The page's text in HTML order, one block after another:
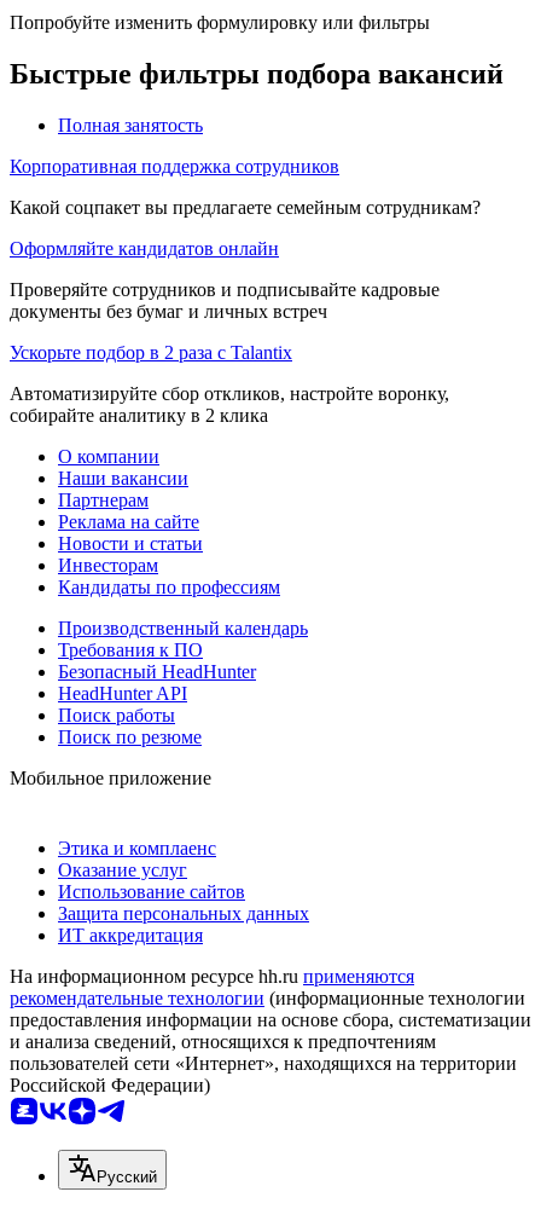
Попробуйте изменить формулировку или фильтры
Быстрые фильтры подбора вакансий
Полная занятость
Корпоративная поддержка сотрудников
Какой соцпакет вы предлагаете семейным сотрудникам?
Оформляйте кандидатов онлайн
Проверяйте сотрудников и подписывайте кадровые
документы без бумаг и личных встреч
Ускорьте подбор в 2 раза с Talantix
Автоматизируйте сбор откликов, настройте воронку,
собирайте аналитику в 2 клика
О компании
Наши вакансии
Партнерам
Реклама на сайте
Новости и статьи
Инвесторам
Кандидаты по профессиям
Производственный календарь
Требования к ПО
Безопасный HeadHunter
HeadHunter API
Поиск работы
Поиск по резюме
Мобильное приложение
Этика и комплаенс
Оказание услуг
Использование сайтов
Защита персональных данных
ИТ аккредитация
На информационном ресурсе hh.ru применяются
рекомендательные технологии (информационные технологии
предоставления информации на основе сбора, систематизации
и анализа сведений, относящихся к предпочтениям
пользователей сети «Интернет», находящихся на территории
Российской Федерации)
Русский